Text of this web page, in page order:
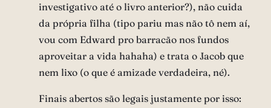
investigativo até o livro anterior?), não cuida
da própria filha (tipo pariu mas não tô nem aí,
vou com Edward pro barracão nos fundos
aproveitar a vida hahaha) e trata o Jacob que
nem lixo (o que é amizade verdadeira, né).
Finais abertos são legais justamente por isso: